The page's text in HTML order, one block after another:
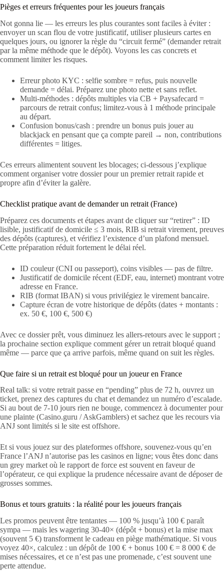
Pièges et erreurs fréquentes pour les joueurs français
Not gonna lie — les erreurs les plus courantes sont faciles à éviter :
envoyer un scan flou de votre justificatif, utiliser plusieurs cartes en
quelques jours, ou ignorer la règle du “circuit fermé” (demander retrait
par la même méthode que le dépôt). Voyons les cas concrets et
comment limiter les risques.
Erreur photo KYC : selfie sombre = refus, puis nouvelle
demande = délai. Préparez une photo nette et sans reflet.
Multi‑méthodes : dépôts multiples via CB + Paysafecard =
parcours de retrait confus; limitez-vous à 1 méthode principale
au départ.
Confusion bonus/cash : prendre un bonus puis jouer au
blackjack en pensant que ça compte pareil → non, contributions
différentes = litiges.
Ces erreurs alimentent souvent les blocages; ci‑dessous j’explique
comment organiser votre dossier pour un premier retrait rapide et
propre afin d’éviter la galère.
Checklist pratique avant de demander un retrait (France)
Préparez ces documents et étapes avant de cliquer sur “retirer” : ID
lisible, justificatif de domicile ≤ 3 mois, RIB si retrait virement, preuves
des dépôts (captures), et vérifiez l’existence d’un plafond mensuel.
Cette préparation réduit fortement le délai réel.
ID couleur (CNI ou passeport), coins visibles — pas de filtre.
Justificatif de domicile récent (EDF, eau, internet) montrant votre
adresse en France.
RIB (format IBAN) si vous privilégiez le virement bancaire.
Capture écran de votre historique de dépôts (dates + montants :
ex. 50 €, 100 €, 500 €)
Avec ce dossier prêt, vous diminuez les allers‑retours avec le support ;
la prochaine section explique comment gérer un retrait bloqué quand
même — parce que ça arrive parfois, même quand on suit les règles.
Que faire si un retrait est bloqué pour un joueur en France
Real talk: si votre retrait passe en “pending” plus de 72 h, ouvrez un
ticket, prenez des captures du chat et demandez un numéro d’escalade.
Si au bout de 7-10 jours rien ne bouge, commencez à documenter pour
une plainte (Casino.guru / AskGamblers) et sachez que les recours via
ANJ sont limités si le site est offshore.
Et si vous jouez sur des plateformes offshore, souvenez‑vous qu’en
France l’ANJ n’autorise pas les casinos en ligne; vous êtes donc dans
un grey market où le rapport de force est souvent en faveur de
l’opérateur, ce qui explique la prudence nécessaire avant de déposer de
grosses sommes.
Bonus et tours gratuits : la réalité pour les joueurs français
Les promos peuvent être tentantes — 100 % jusqu’à 100 € paraît
sympa — mais les wagering 30-40× (dépôt + bonus) et la mise max
(souvent 5 €) transforment le cadeau en piège mathématique. Si vous
voyez 40×, calculez : un dépôt de 100 € + bonus 100 € = 8 000 € de
mises nécessaires, et ce n’est pas une promenade, c’est souvent une
perte attendue.